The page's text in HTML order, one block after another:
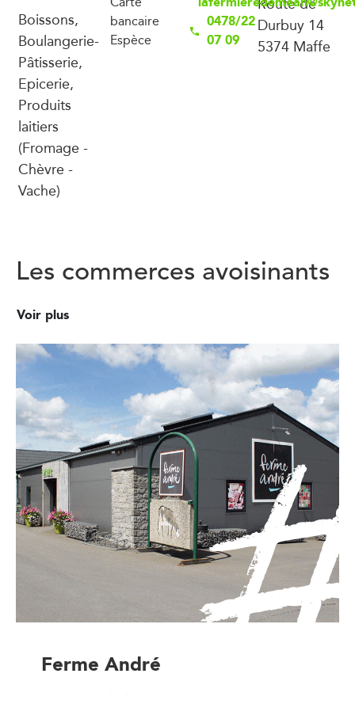
Boissons,
Boulangerie-
Pâtisserie,
Epicerie,
Produits
laitiers
(Fromage -
Chèvre -
Vache)
bancaire
Espèce
0478/22
07 09
Durbuy 14
5374 Maffe
Les commerces avoisinants
Voir plus
Ferme André